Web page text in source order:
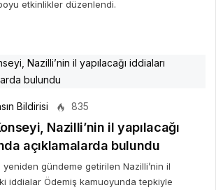
etkinlikler düzenlendi.
Bildirisi 835
Nazilli’nin il yapılacağı
açıklamalarda bulundu
gündeme getirilen Nazilli’nin il
iddialar Ödemiş kamuoyunda tepkiyle